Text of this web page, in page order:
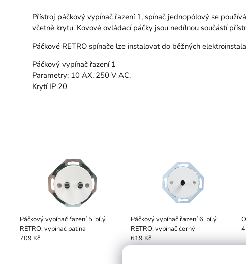
Přístroj páčkový vypínač řazení 1, spínač jednopólový se
včetně krytu. Kovové ovládací páčky jsou nedílnou součástí
Páčkové RETRO spínače lze instalovat do běžných
Páčkový vypínač řazení 1
Parametry: 10 AX, 250 V AC.
Krytí IP 20
Páčkový vypínač řazení 5, bílý,
RETRO, vypínač patina
709 Kč
Páčkový vypínač řazení 6, bílý,
RETRO, vypínač černý
619 Kč